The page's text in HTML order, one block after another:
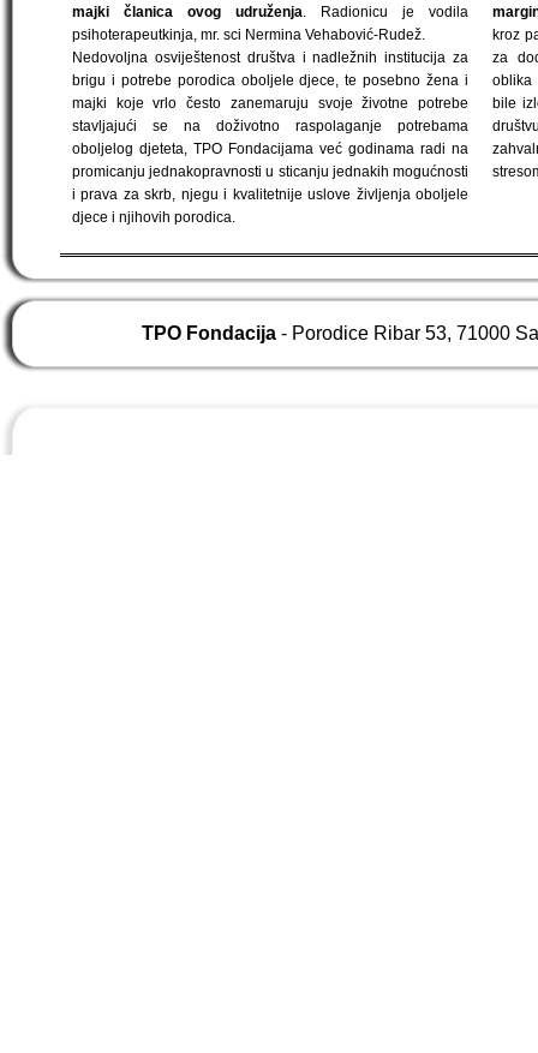
majki članica ovog udruženja. Radionicu je vodila
psihoterapeutkinja, mr. sci Nermina Vehabović-Rudež.
Nedovoljna osviještenost društva i nadležnih institucija za
brigu i potrebe porodica oboljele djece, te posebno žena i
majki koje vrlo često zanemaruju svoje životne potrebe
stavljajući se na doživotno raspolaganje potrebama
oboljelog djeteta, TPO Fondacijama već godinama radi na
promicanju jednakopravnosti u sticanju jednakih mogućnosti
i prava za skrb, njegu i kvalitetnije uslove življenja oboljele
djece i njihovih porodica.
kroz
za
oblika
bile
TPO Fondacija - Porodice Ribar 53, 71000